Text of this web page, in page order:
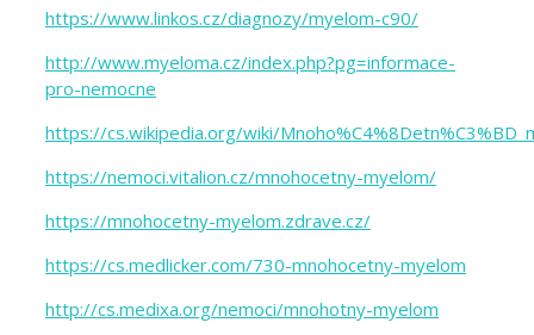
https://www.linkos.cz/diagnozy/myelom-c90/
http://www.myeloma.cz/index.php?pg=informace-
pro-nemocne
https://cs.wikipedia.org/wiki/
https://nemoci.vitalion.cz/mnohocetny-myelom/
https://mnohocetny-myelom.zdrave.cz/
https://cs.medlicker.com/730-mnohocetny-myelom
http://cs.medixa.org/nemoci/mnohotny-myelom